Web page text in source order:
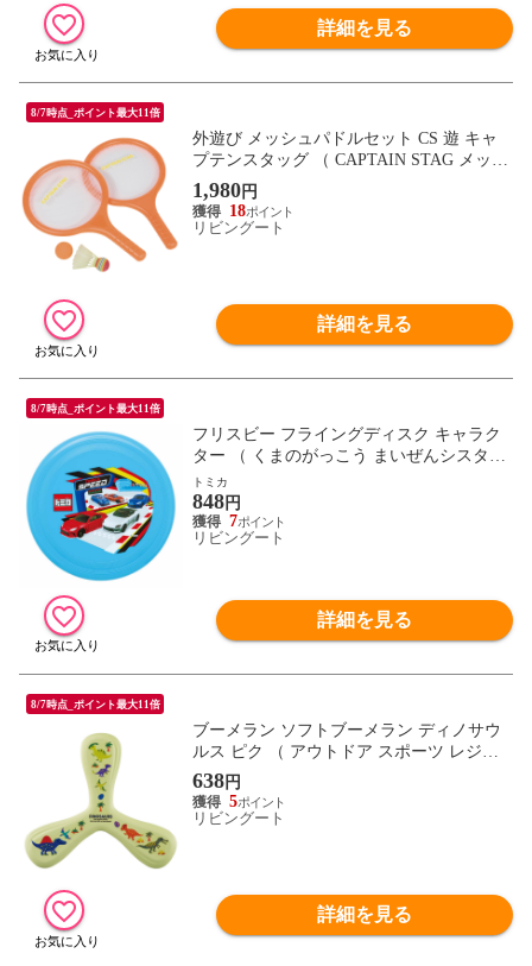
詳細を見る
8/7時点_ポイント最大11倍
外遊び メッシュパドルセット CS 遊 キャ
プテンスタッグ （ CAPTAIN STAG メッシ
ュ パドルセット 子供 屋外 屋内 遊び 子ど
も キッズ 屋内遊び ボール ラケット シャ
トル ）
1,980円
18
リビングート
詳細を見る
8/7時点_ポイント最大11倍
フリスビー フライングディスク キャラク
ター （ くまのがっこう まいぜんシスター
ズ プラレール キティ マイメロ クロミ シ
ナモロール ドラえもん パウパト トミカ フ
ライング ディスク アウトドア スポーツ レ
ジャー おもちゃ ） 【トミカ】
トミカ
848円
7
リビングート
詳細を見る
8/7時点_ポイント最大11倍
ブーメラン ソフトブーメラン ディノサウ
ルス ピク （ アウトドア スポーツ レジャ
ー 運動 屋外 遊び 子供 キッズ 恐竜 ダイナ
ソー 男の子 男子 公園 おもちゃ 子ども ）
638円
5
リビングート
詳細を見る